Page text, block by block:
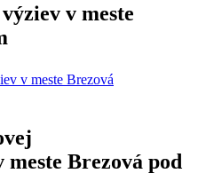
v meste
Brezová pod